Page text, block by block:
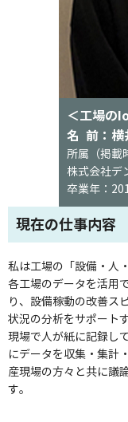
＜工場の
名 前：横
所属（掲載
株式会社デ
卒業年：
現在の仕事内容
私は工場の「設備・人
各工場のデータを活用
り、設備稼動の改善ス
状況の分析をサポート
現場で人が紙に記録し
にデータを収集・集計
産現場の方々と共に議
す。